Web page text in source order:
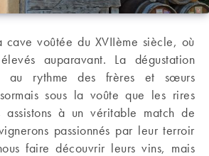
voûtée du XVIIème siècle, où
auparavant. La dégustation
au rythme des frères et sœurs
sous la voûte que les rires
assistons à un véritable match de
passionnés par leur terroir
faire découvrir leurs vins, mais